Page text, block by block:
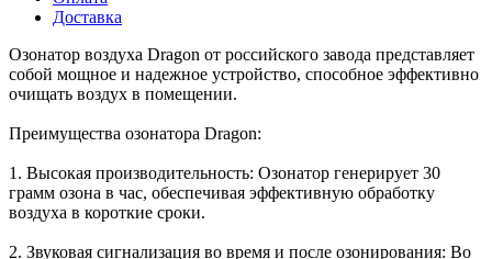
Доставка
Озонатор воздуха Dragon от российского завода представляет
собой мощное и надежное устройство, способное эффективно
очищать воздух в помещении.
Преимущества озонатора Dragon:
1. Высокая производительность: Озонатор генерирует 30
грамм озона в час, обеспечивая эффективную обработку
воздуха в короткие сроки.
2. Звуковая сигнализация во время и после озонирования: Во